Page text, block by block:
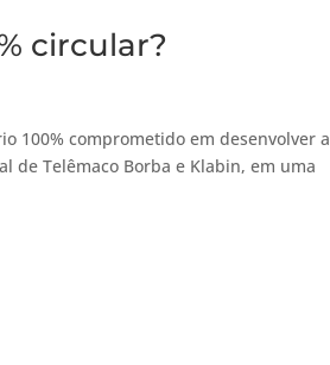
circular?
100% comprometido em desenvolver a
de Telêmaco Borba e Klabin, em uma